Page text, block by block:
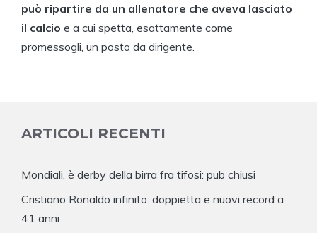
può ripartire da un allenatore che aveva lasciato
il calcio e a cui spetta, esattamente come
promessogli, un posto da dirigente.
ARTICOLI RECENTI
Mondiali, è derby della birra fra tifosi: pub chiusi
Cristiano Ronaldo infinito: doppietta e nuovi record a
41 anni